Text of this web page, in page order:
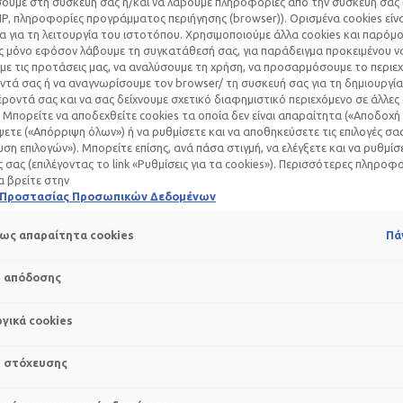
ΕΡΕΘΙΣΜΈΝΟ
ΚΑΙ
«ασπίδα» που μας προστατεύει καθημερινά από
από εξωτερικούς επιθετικούς παράγοντες, δηλαδή, που
φλεγμονές. Όταν αυτή η ασπίδα διαταραχθεί, ακόμη
προϊόν φροντίδας, το ξύρισμα, ένα αλλεργιογόνο, η
Ο ερεθισμός είναι η αντίδρασή της αλλά και ένα σήμα
μελετημένη κρέμα για ερεθισμένο δέρμα είναι ό,τι
προστασία και
πληροφορίες προγράμματος περιήγησης (browser)). Ορισμένα cookies
για τη λειτουργία του ιστοτόπου. Χρησιμοποιούμε άλλα cookies και
μόνο εφόσον λάβουμε τη συγκατάθεσή σας, για παράδειγμα προκειμένου
τις προτάσεις μας, να αναλύσουμε τη χρήση, να προσαρμόσουμε το
σας ή να αναγνωρίσουμε τον browser/ τη συσκευή σας για τη
σας και να σας δείχνουμε σχετικό διαφημιστικό περιεχόμενο σε άλλες
Μπορείτε να αποδεχθείτε cookies τα οποία δεν είναι απαραίτητα
(«Απόρριψη όλων») ή να ρυθμίσετε και να αποθηκεύσετε τις επιλογές
επιλογών»). Μπορείτε επίσης, ανά πάσα στιγμή, να ελέγξετε και να
σας (επιλέγοντας το link «Ρυθμίσεις για τα cookies»). Περισσότερες
βρείτε στην
Προστασίας Προσωπικών Δεδομένων
απαραίτητα cookies
απόδοσης
cookies
στόχευσης